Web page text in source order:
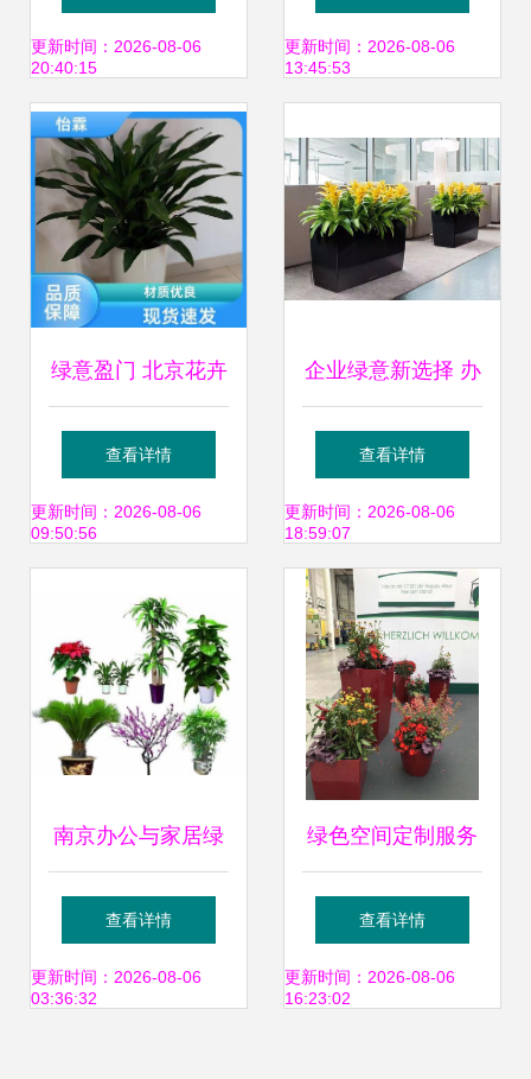
桥绿植租赁全攻略
更新时间：2026-08-06
20:40:15
全方位指南
更新时间：2026-08-06
13:45:53
绿意盈门 北京花卉
苗圃基地批发与租
借服务详解
查看详情
更新时间：2026-08-06
09:50:56
企业绿意新选择 办
公室植物租赁与绿
植租摆一站式服务
查看详情
更新时间：2026-08-06
18:59:07
南京办公与家居绿
意焕新 花卉绿植租
赁与私家花园设计
查看详情
更新时间：2026-08-06
03:36:32
绿色空间定制服务
一站式绿植花卉租
赁、园林绿化养护
查看详情
更新时间：2026-08-06
16:23:02